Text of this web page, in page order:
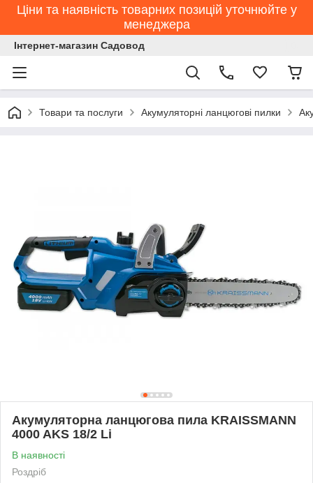
Ціни та наявність товарних позицій уточнюйте у
менеджера
Інтернет-магазин Садовод
Товари та послуги Акумуляторні ланцюгові пилки
Акумуляторна ланцюгова пила KRAISSMANN
4000 AKS 18/2 Li
В наявності
Роздріб